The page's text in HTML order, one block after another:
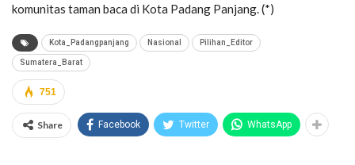
komunitas taman baca di Kota Padang Panjang. (*)
Kota_Padangpanjang Nasional Pilihan_Editor
Sumatera_Barat
751
Share Facebook Twitter WhatsApp